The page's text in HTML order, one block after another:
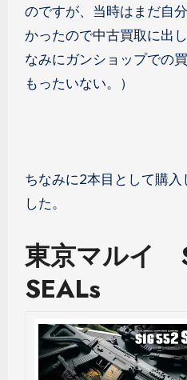
のですが、当時はまだ自
かったので中古買取に出
なみにガンショップでの
もったいない。）
ちなみに2本目として購
した。
東京マルイ
SEALs